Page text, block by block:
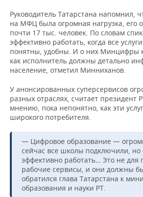
Руководитель Татарстана напомнил,
на МФЦ была огромная нагрузка, его
почти 17 тыс. человек. По словам
эффективно работать, когда все
понятны, удобны. И о них Минцифры
как исполнитель должны детально
население, отметил Минниханов.
У анонсированных суперсервисов
разных отраслях, считает президент
мнению, пока непонятно, как эти
широкого потребителя.
— Цифровое образование —
сейчас все школы подключили, но
эффективно работать… Это не для
рабочие сервисы, и они должны
обратился глава Татарстана к
образования и науки РТ.